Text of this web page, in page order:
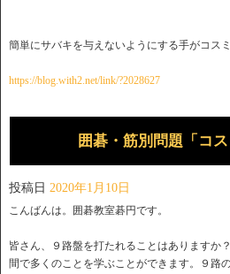
簡単にサバキを与えないようにする手がコスミ
https://blog.with2.net/link/?2028627
囲碁・筋別問題「コス
投稿日 2020年1月10日
こんばんは。囲碁教室碁円です。
皆さん、９路盤を打たれることはありますか
間で多くのことを学ぶことができます。９路